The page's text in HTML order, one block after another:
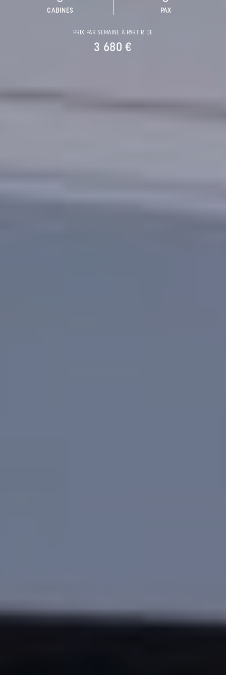
CABINES PAX
PRIX PAR SEMAINE À PARTIR DE
3 680 €